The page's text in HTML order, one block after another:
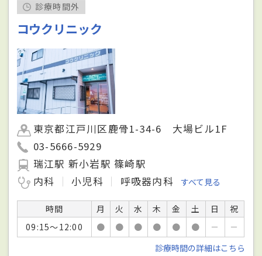
診療時間外
コウクリニック
東京都江戸川区鹿骨1-34-6 大場ビル1F
03-5666-5929
瑞江駅 新小岩駅 篠崎駅
内科
小児科 呼吸器内科 すべて見る
時間 月 火 水 木 金 土 日
祝
09:15～12:00
● ● ● ● ● ● －
－
診療時間の詳細はこちら